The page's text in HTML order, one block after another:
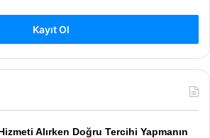
Kayıt Ol
Alırken Doğru Tercihi Yapmanın